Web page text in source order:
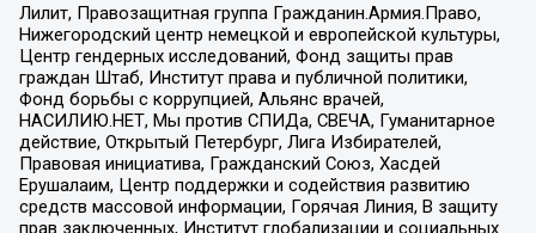
Лилит, Правозащитная группа Гражданин.Армия.Право,
Нижегородский центр немецкой и европейской культуры,
Центр гендерных исследований, Фонд защиты прав
граждан Штаб, Институт права и публичной политики,
Фонд борьбы с коррупцией, Альянс врачей,
НАСИЛИЮ.НЕТ, Мы против СПИДа, СВЕЧА, Гуманитарное
действие, Открытый Петербург, Лига Избирателей,
Правовая инициатива, Гражданский Союз, Хасдей
Ерушалаим, Центр поддержки и содействия развитию
средств массовой информации, Горячая Линия, В защиту
прав заключенных, Институт глобализации и социальных